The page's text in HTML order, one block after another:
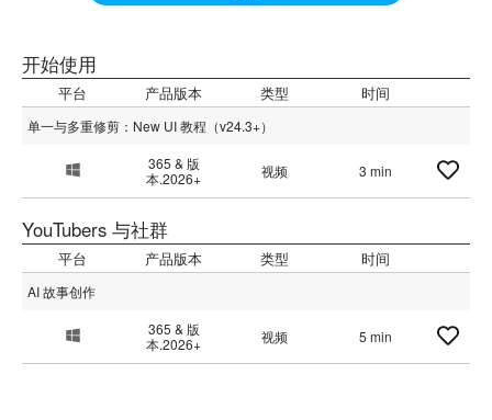
开始使用
平台 产品版本 类型 时间
单一与多重修剪：New UI 教程（v24.3+）
365 & 版
本.2026+
视频 3 min
YouTubers 与社群
平台 产品版本 类型 时间
AI 故事创作
365 & 版
本.2026+
视频 5 min